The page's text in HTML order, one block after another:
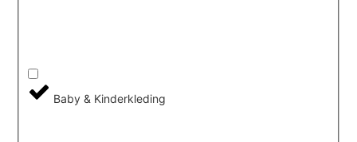
Baby & Kinderkleding